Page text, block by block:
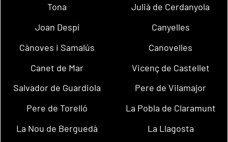
Tona
Julià de Cerdanyola
Joan Despí
Canyelles
Cànoves i Samalús
Canovelles
Canet de Mar
Vicenç de Castellet
Salvador de Guardiola
Pere de Vilamajor
Pere de Torelló
La Pobla de Claramunt
La Nou de Berguedà
La Llagosta